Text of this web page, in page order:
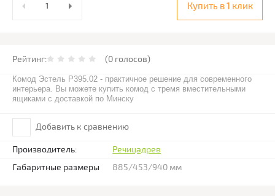
Купить в 1 клик
Рейтинг: (0 голосов)
Комод Эстель Р395.02 - практичное решение для современного
интерьера. Вы можете купить комод с тремя вместительными
ящиками с доставкой по Минску
Добавить к сравнению
Производитель:
Речицадрев
Габаритные размеры
885/453/940 мм